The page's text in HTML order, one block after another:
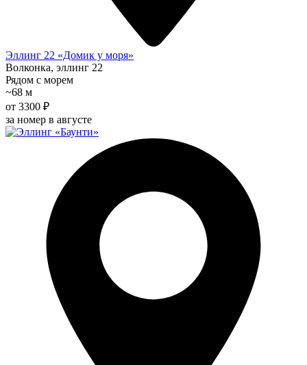
Эллинг 22 «Домик у моря»
Волконка, эллинг 22
Рядом с морем
~68 м
от 3300 ₽
за номер в августе